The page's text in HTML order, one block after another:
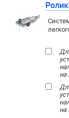
на
на